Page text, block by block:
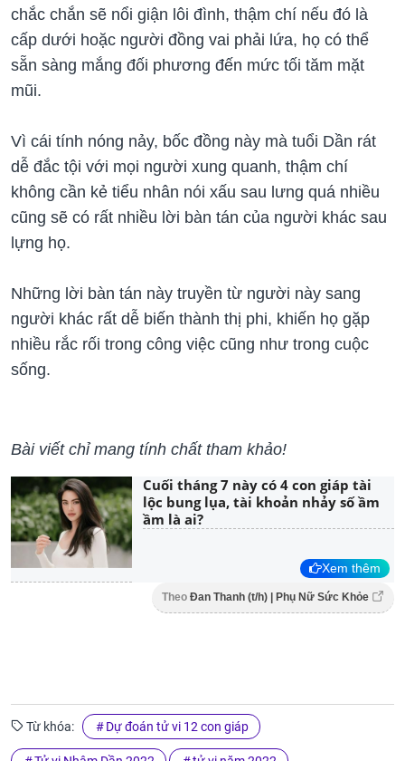
chắc chắn sẽ nổi giận lôi đình, thậm chí nếu đó là
cấp dưới hoặc người đồng vai phải lứa, họ có thể
sẵn sàng mắng đối phương đến mức tối tăm mặt
mũi.
Vì cái tính nóng nảy, bốc đồng này mà tuổi Dần rát
dễ đắc tội với mọi người xung quanh, thậm chí
không cần kẻ tiểu nhân nói xấu sau lưng quá nhiều
cũng sẽ có rất nhiều lời bàn tán của người khác sau
lựng họ.
Những lời bàn tán này truyền từ người này sang
người khác rất dễ biến thành thị phi, khiến họ gặp
nhiều rắc rối trong công việc cũng như trong cuộc
sống.
Bài viết chỉ mang tính chất tham khảo!
Cuối tháng 7 này có 4 con giáp tài
lộc bung lụa, tài khoản nhảy số ầm
ầm là ai?
Xem thêm
Theo Đan Thanh (t/h) | Phụ Nữ Sức Khỏe
Từ khóa: Dự đoán tử vi 12 con giáp